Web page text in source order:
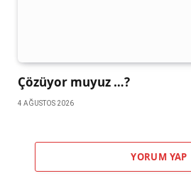
Çözüyor muyuz …?
4 AĞUSTOS 2026
YORUM YAP